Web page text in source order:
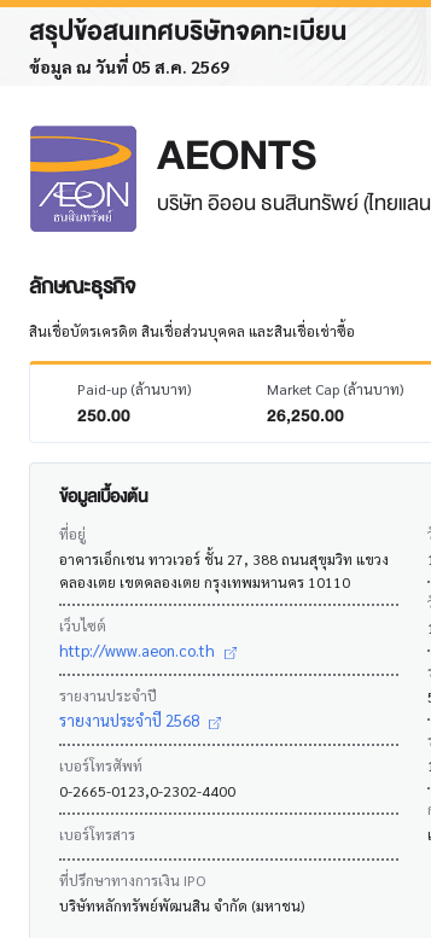
สรุปข้อสนเทศบริษัทจดทะเบียน
ข้อมูล ณ วันที่ 05 ส.ค. 2569
AEONTS
บริษัท อิออน ธนสินทรัพย์ (ไทยแล
ลักษณะธุรกิจ
สินเชื่อบัตรเครดิต สินเชื่อส่วนบุคคล และสินเชื่อเช่าซื้อ
Paid-up (ล้านบาท)
250.00
Market Cap (ล้านบาท)
26,250.00
ข้อมูลเบื้องต้น
ที่อยู่
อาคารเอ็กเชน ทาวเวอร์ ชั้น 27, 388 ถนนสุขุมวิท แขวง
คลองเตย เขตคลองเตย กรุงเทพมหานคร 10110
เว็บไซต์
http://www.aeon.co.th
รายงานประจำปี
รายงานประจำปี 2568
เบอร์โทรศัพท์
0-2665-0123,0-2302-4400
เบอร์โทรสาร
ที่ปรึกษาทางการเงิน IPO
บริษัทหลักทรัพย์พัฒนสิน จำกัด (มหาชน)